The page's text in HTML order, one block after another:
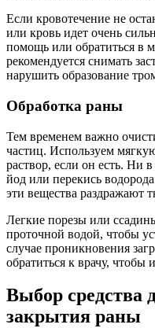
Если кровотечение не
или кровь идет очень
помощь или обратиться в
рекомендуется снимать
нарушить образование
Обработка раны
Тем временем важно
частиц. Используем
раствор, если он есть. Ни
йод или перекись
эти вещества раздражают
Легкие порезы или
проточной водой, чтобы
случае проникновения
обратиться к врачу, чтобы
Выбор средства
закрытия раны